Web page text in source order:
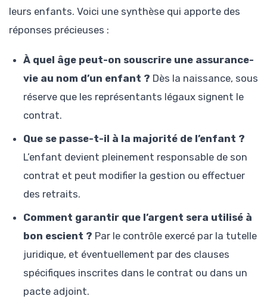
leurs enfants. Voici une synthèse qui apporte des
réponses précieuses :
À quel âge peut-on souscrire une assurance-
vie au nom d’un enfant ? Dès la naissance, sous
réserve que les représentants légaux signent le
contrat.
Que se passe-t-il à la majorité de l’enfant ?
L’enfant devient pleinement responsable de son
contrat et peut modifier la gestion ou effectuer
des retraits.
Comment garantir que l’argent sera utilisé à
bon escient ? Par le contrôle exercé par la tutelle
juridique, et éventuellement par des clauses
spécifiques inscrites dans le contrat ou dans un
pacte adjoint.